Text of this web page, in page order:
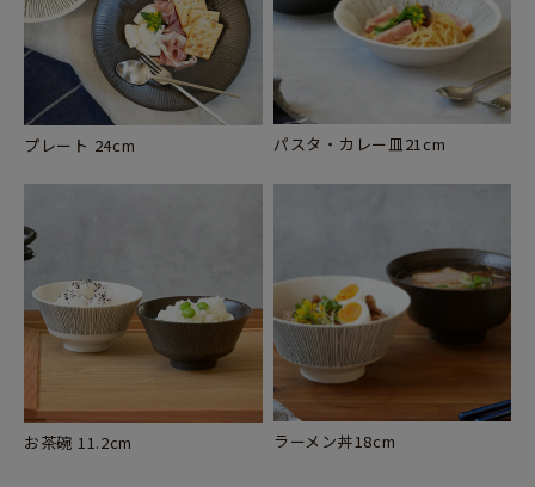
プレート 24cm パスタ・カレー皿21cm
お茶碗 11.2cm ラーメン丼18cm